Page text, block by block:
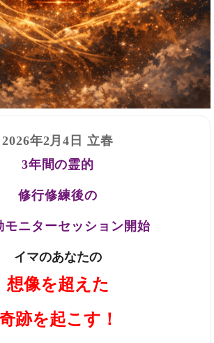
2026年2月4日 立春
3年間の霊的
修行修練後の
モニターセッション開始
イマのあなたの
想像を超えた
跡を起こす！